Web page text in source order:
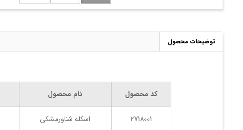
توضیحات محصول
کد محصول نام محصول
2718001 اسکله شناورمشکی